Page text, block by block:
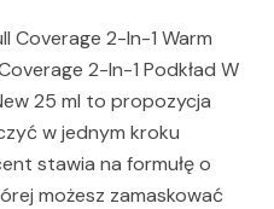
Coverage 2-In-1 Warm
2-In-1 Podkład W
25 ml to propozycja
w jednym kroku
stawia na formułę o
możesz zamaskować